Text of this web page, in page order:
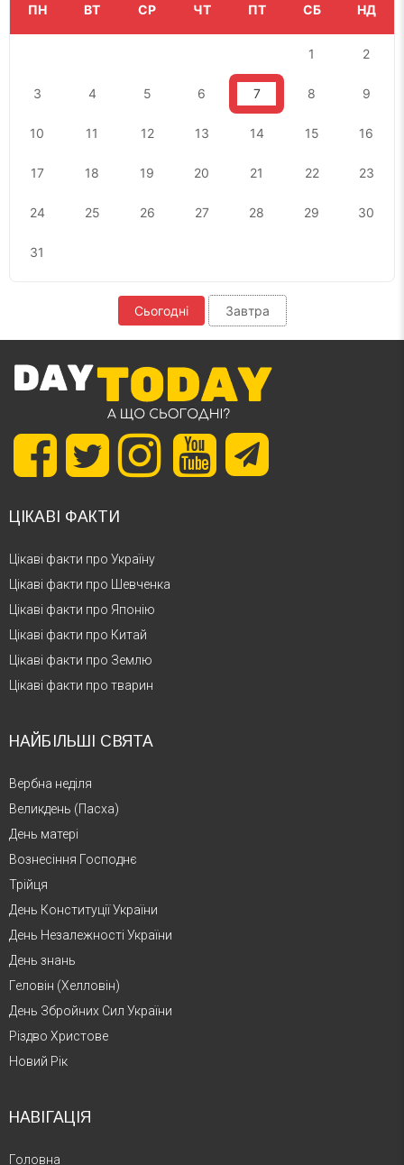
ПН ВТ СР ЧТ ПТ СБ НД
1 2
3 4 5 6 7 8 9
10 11 12 13 14 15 16
17 18 19 20 21 22 23
24 25 26 27 28 29 30
31
Сьогодні Завтра
ЦІКАВІ ФАКТИ
Цікаві факти про Україну
Цікаві факти про Шевченка
Цікаві факти про Японію
Цікаві факти про Китай
Цікаві факти про Землю
Цікаві факти про тварин
НАЙБІЛЬШІ СВЯТА
Вербна неділя
Великдень (Пасха)
День матері
Вознесіння Господнє
Трійця
День Конституції України
День Незалежності України
День знань
Геловін (Хелловін)
День Збройних Сил України
Різдво Христове
Новий Рік
НАВІГАЦІЯ
Головна